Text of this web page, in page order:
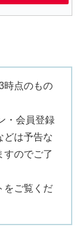
時点のもの
・会員登録
どは予告な
すのでご了
をご覧くだ